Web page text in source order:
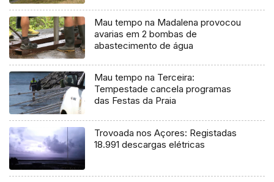
Mau tempo na Madalena provocou
avarias em 2 bombas de
abastecimento de água
Mau tempo na Terceira:
Tempestade cancela programas
das Festas da Praia
Trovoada nos Açores: Registadas
18.991 descargas elétricas